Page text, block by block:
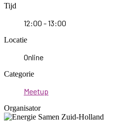
Tijd
12:00 - 13:00
Locatie
Online
Categorie
Meetup
Organisator